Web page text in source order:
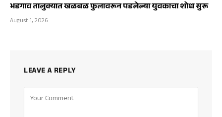
भडगाव तालुक्यात खळबळ फुलावरून पडलेल्या युवकाचा शोध सुरू
August 1, 2026
LEAVE A REPLY